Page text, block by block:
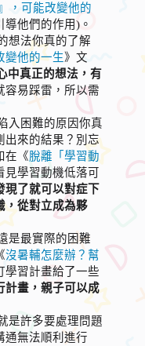
，可能改變他的
他們的作用)。
想法你真的了解
變他的一生》文
中真正的想法，有
容易踩雷，所以需
入困難的原因你真
出來的結果？別忘
在《脫離「學習動
見學習動機低落可
現了就可以對症下
，從對立成為夥
是最實際的困難
沒暑輔怎麼辦？幫
學習計畫給了一些
計畫，親子可以成
是許多要處理問題
通無法順利進行